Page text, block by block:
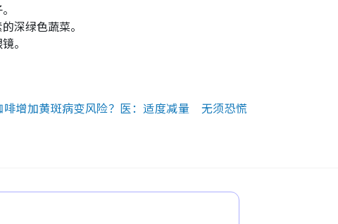
深绿色蔬菜。
。
啡增加黄斑病变风险？医：适度减量 无须恐慌